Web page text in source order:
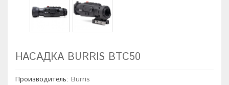
НАСАДКА BURRIS BTC50
Производитель: Burris